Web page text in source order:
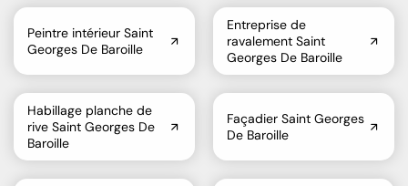
Peintre intérieur Saint
Georges De Baroille
Entreprise de
ravalement Saint
Georges De Baroille
Habillage planche de
rive Saint Georges De
Baroille
Façadier Saint Georges
De Baroille